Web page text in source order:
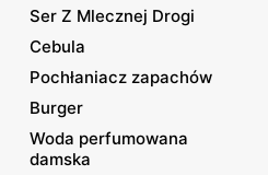
Ser Z Mlecznej Drogi
Cebula
Pochłaniacz zapachów
Burger
Woda perfumowana
damska